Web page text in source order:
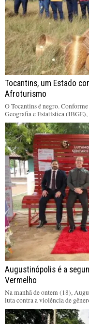
Tocantins, um Estado
Afroturismo
O Tocantins é negro.
Geografia e Estatística
Augustinópolis é a
Vermelho
Na manhã de ontem (18),
luta contra a violência de